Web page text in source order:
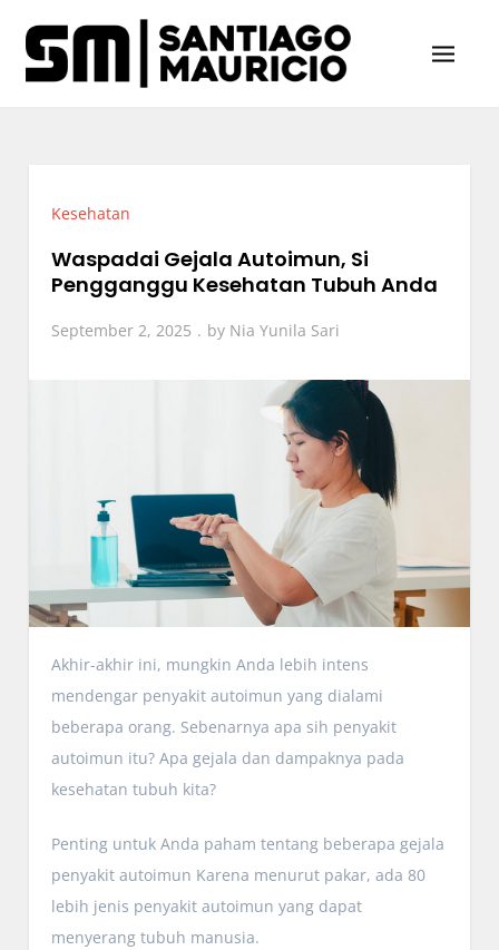
content
Kesehatan
Waspadai Gejala Autoimun, Si
Pengganggu Kesehatan Tubuh Anda
September 2, 2025 by Nia Yunila Sari
Akhir-akhir ini, mungkin Anda lebih intens
mendengar penyakit autoimun yang dialami
beberapa orang. Sebenarnya apa sih penyakit
autoimun itu? Apa gejala dan dampaknya pada
kesehatan tubuh kita?
Penting untuk Anda paham tentang beberapa gejala
penyakit autoimun Karena menurut pakar, ada 80
lebih jenis penyakit autoimun yang dapat
menyerang tubuh manusia.